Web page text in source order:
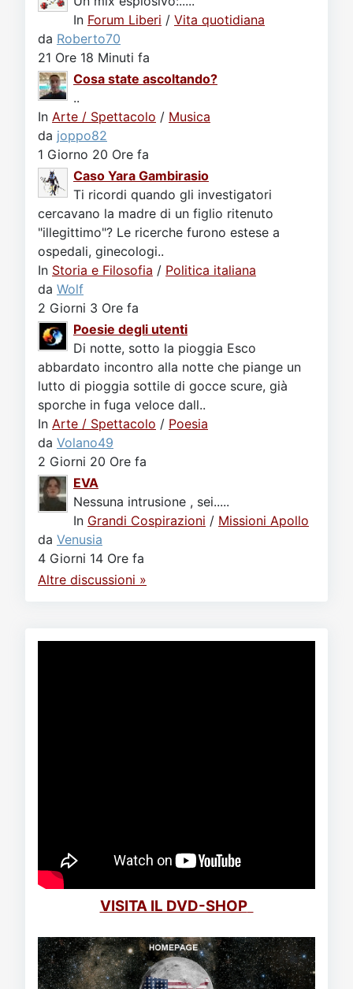
In Forum Liberi / Vita quotidiana
da Roberto70
21 Ore 18 Minuti fa
Cosa state ascoltando?
..
In Arte / Spettacolo / Musica
da joppo82
1 Giorno 20 Ore fa
Caso Yara Gambirasio
Ti ricordi quando gli investigatori
cercavano la madre di un figlio ritenuto
"illegittimo"? Le ricerche furono estese a
ospedali, ginecologi..
In Storia e Filosofia / Politica italiana
da Wolf
2 Giorni 3 Ore fa
Poesie degli utenti
Di notte, sotto la pioggia Esco
abbardato incontro alla notte che piange un
lutto di pioggia sottile di gocce scure, già
sporche in fuga veloce dall..
In Arte / Spettacolo / Poesia
da Volano49
2 Giorni 20 Ore fa
EVA
Nessuna intrusione , sei.....
In Grandi Cospirazioni / Missioni Apollo
da Venusia
4 Giorni 14 Ore fa
Altre discussioni »
VISITA IL DVD-SHOP